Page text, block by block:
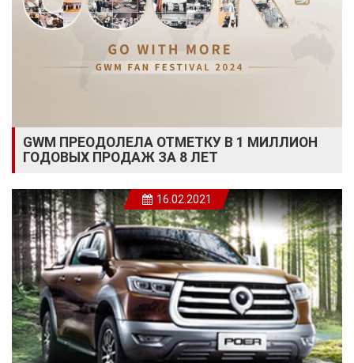
GWM ПРЕОДОЛЕЛА ОТМЕТКУ В 1 МИЛЛИОН
ГОДОВЫХ ПРОДАЖ ЗА 8 ЛЕТ
16.02.2021